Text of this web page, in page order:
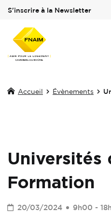
S'inscrire à la Newsletter
Accueil Évènements
Universités
Formation
20/03/2024 9h00 -